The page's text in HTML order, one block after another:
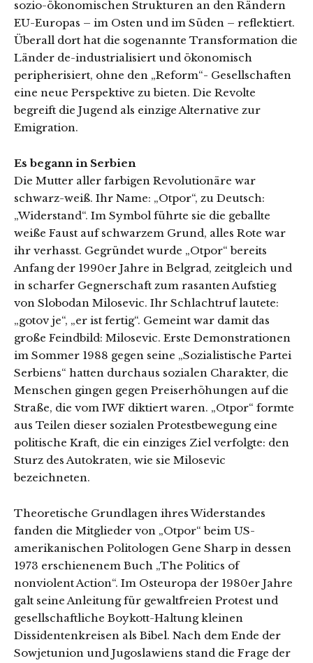
sozio-ökonomischen Strukturen an den Rändern
EU-Europas – im Osten und im Süden – reflektiert.
Überall dort hat die sogenannte Transformation die
Länder de-industrialisiert und ökonomisch
peripherisiert, ohne den „Reform“- Gesellschaften
eine neue Perspektive zu bieten. Die Revolte
begreift die Jugend als einzige Alternative zur
Emigration.
Es begann in Serbien
Die Mutter aller farbigen Revolutionäre war
schwarz-weiß. Ihr Name: „Otpor“, zu Deutsch:
„Widerstand“. Im Symbol führte sie die geballte
weiße Faust auf schwarzem Grund, alles Rote war
ihr verhasst. Gegründet wurde „Otpor“ bereits
Anfang der 1990er Jahre in Belgrad, zeitgleich und
in scharfer Gegnerschaft zum rasanten Aufstieg
von Slobodan Milosevic. Ihr Schlachtruf lautete:
„gotov je“, „er ist fertig“. Gemeint war damit das
große Feindbild: Milosevic. Erste Demonstrationen
im Sommer 1988 gegen seine „Sozialistische Partei
Serbiens“ hatten durchaus sozialen Charakter, die
Menschen gingen gegen Preiserhöhungen auf die
Straße, die vom IWF diktiert waren. „Otpor“ formte
aus Teilen dieser sozialen Protestbewegung eine
politische Kraft, die ein einziges Ziel verfolgte: den
Sturz des Autokraten, wie sie Milosevic
bezeichneten.
Theoretische Grundlagen ihres Widerstandes
fanden die Mitglieder von „Otpor“ beim US-
amerikanischen Politologen Gene Sharp in dessen
1973 erschienenem Buch „The Politics of
nonviolent Action“. Im Osteuropa der 1980er Jahre
galt seine Anleitung für gewaltfreien Protest und
gesellschaftliche Boykott-Haltung kleinen
Dissidentenkreisen als Bibel. Nach dem Ende der
Sowjetunion und Jugoslawiens stand die Frage der